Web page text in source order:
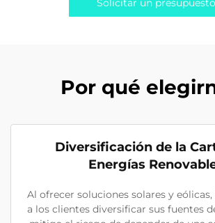
Solicitar un presupuesto
Por qué
Diversificación de la
Energías
Al ofrecer soluciones solares y
a los clientes diversificar sus fuentes